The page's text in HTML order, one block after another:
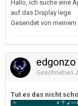
Hallo, ich suche eine
auf das Display lege.
Gesendet von
edgonzo
Geschrieben
Tut es das nicht